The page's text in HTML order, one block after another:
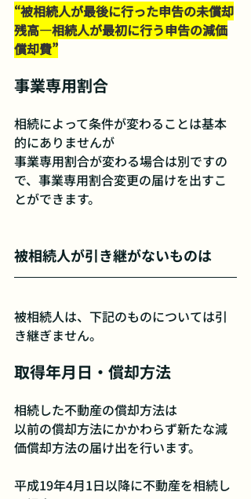
“被相続人が最後に行った申告の未償却
残高―相続人が最初に行う申告の減価
償却費”
事業専用割合
相続によって条件が変わることは基本
的にありませんが
事業専用割合が変わる場合は別ですの
で、事業専用割合変更の届けを出すこ
とができます。
被相続人が引き継がないものは
被相続人は、下記のものについては引
き継ぎません。
取得年月日・償却方法
相続した不動産の償却方法は
以前の償却方法にかかわらず新たな減
価償却方法の届け出を行います。
平成19年4月1日以降に不動産を相続し